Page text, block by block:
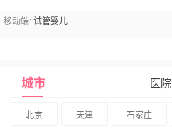
移动端: 试管婴儿
城市 医院
北京 天津 石家庄